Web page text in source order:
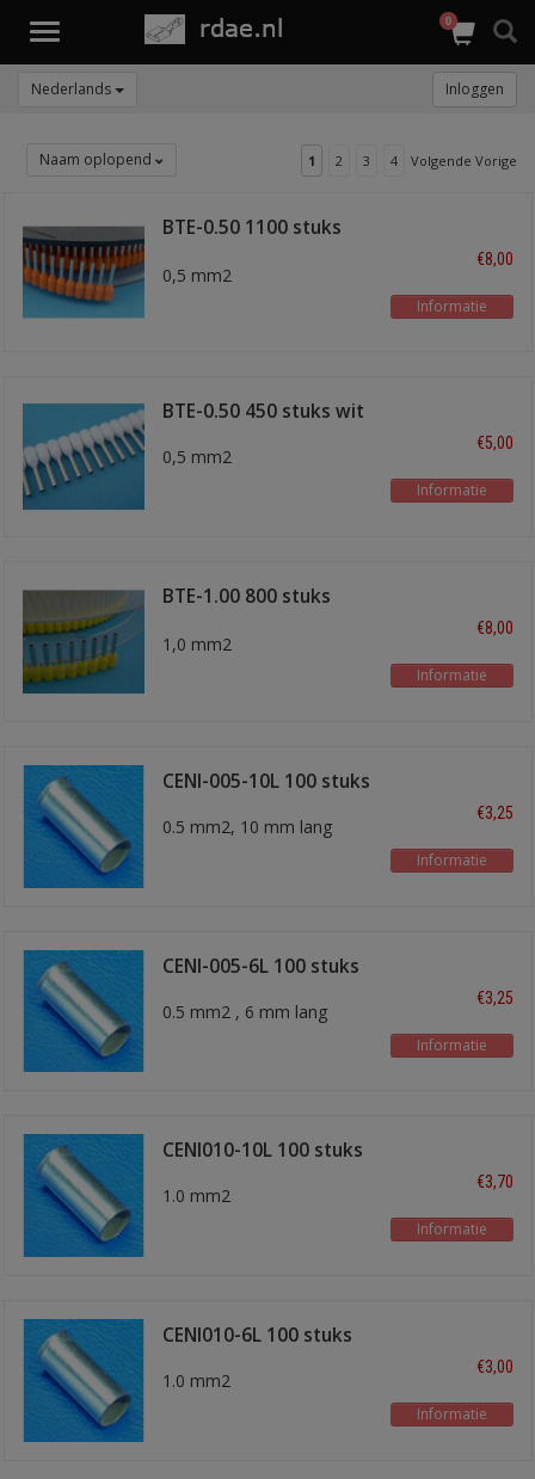
Toggle
0
Nederlands Inloggen
Naam oplopend 1 2 3 4 Volgende Vorige
BTE-0.50 1100 stuks
0,5 mm2
€8,00
Informatie
BTE-0.50 450 stuks wit
0,5 mm2
€5,00
Informatie
BTE-1.00 800 stuks
1,0 mm2
€8,00
Informatie
CENI-005-10L 100 stuks
0.5 mm2, 10 mm lang
€3,25
Informatie
CENI-005-6L 100 stuks
0.5 mm2 , 6 mm lang
€3,25
Informatie
CENI010-10L 100 stuks
1.0 mm2
€3,70
Informatie
CENI010-6L 100 stuks
1.0 mm2
€3,00
Informatie